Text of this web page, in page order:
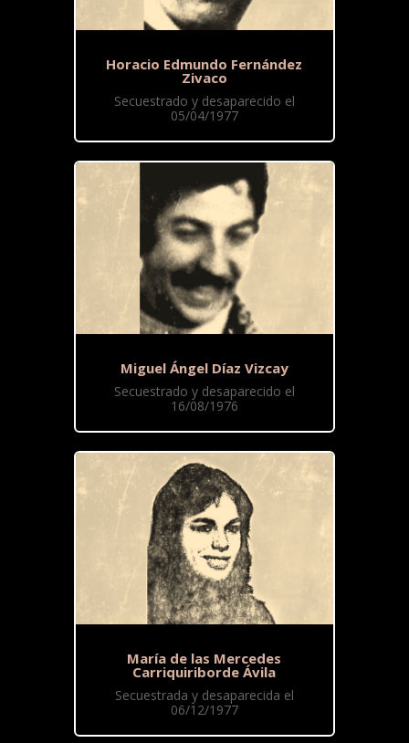
Horacio Edmundo Fernández
Zivaco
Secuestrado y desaparecido el
05/04/1977
Miguel Ángel Díaz Vizcay
Secuestrado y desaparecido el
16/08/1976
María de las Mercedes
Carriquiriborde Ávila
Secuestrada y desaparecida el
06/12/1977